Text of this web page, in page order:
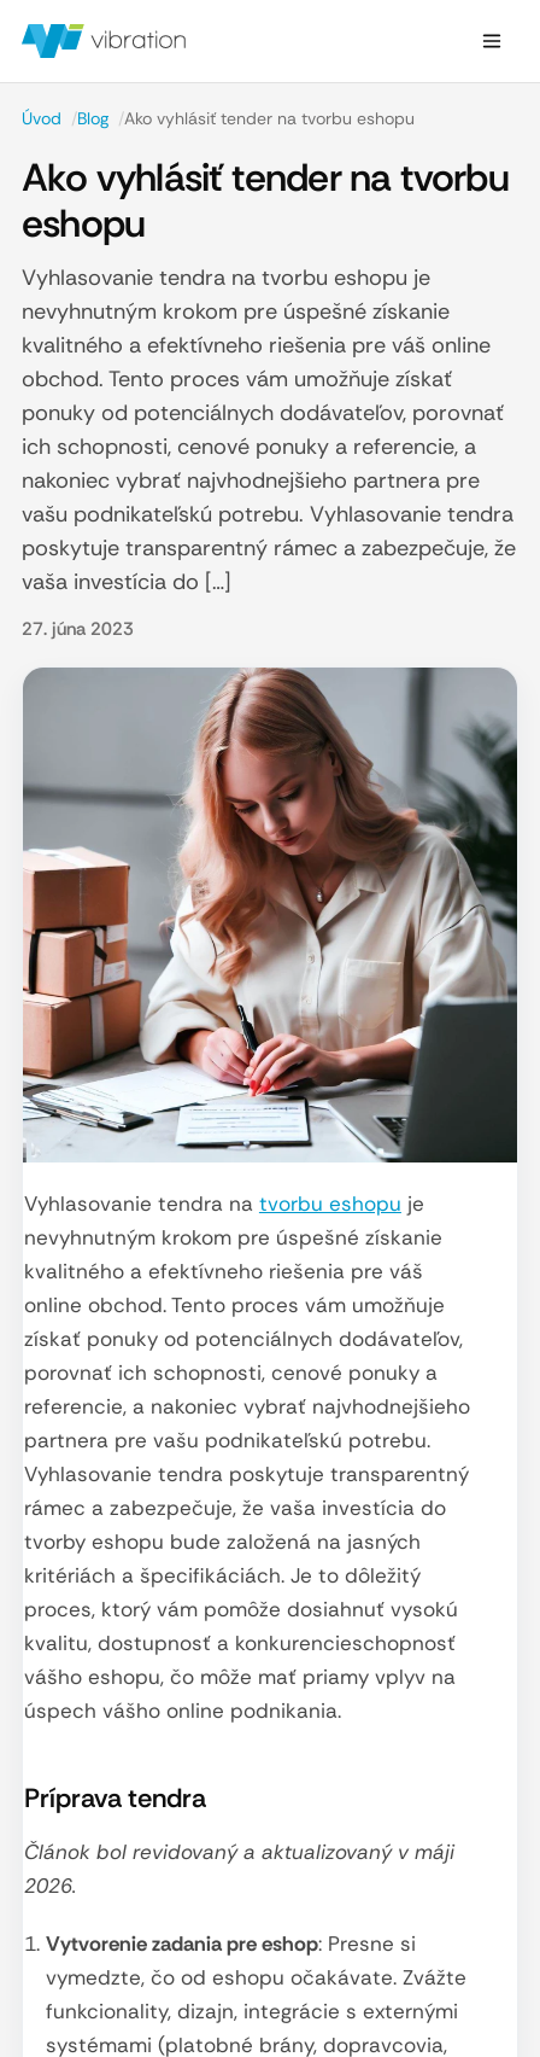
Úvod /Blog /Ako vyhlásiť tender na tvorbu eshopu
Ako vyhlásiť tender na tvorbu
eshopu
Vyhlasovanie tendra na tvorbu eshopu je
nevyhnutným krokom pre úspešné získanie
kvalitného a efektívneho riešenia pre váš online
obchod. Tento proces vám umožňuje získať
ponuky od potenciálnych dodávateľov, porovnať
ich schopnosti, cenové ponuky a referencie, a
nakoniec vybrať najvhodnejšieho partnera pre
vašu podnikateľskú potrebu. Vyhlasovanie tendra
poskytuje transparentný rámec a zabezpečuje, že
vaša investícia do […]
27. júna 2023
Vyhlasovanie tendra na tvorbu eshopu je
nevyhnutným krokom pre úspešné získanie
kvalitného a efektívneho riešenia pre váš
online obchod. Tento proces vám umožňuje
získať ponuky od potenciálnych dodávateľov,
porovnať ich schopnosti, cenové ponuky a
referencie, a nakoniec vybrať najvhodnejšieho
partnera pre vašu podnikateľskú potrebu.
Vyhlasovanie tendra poskytuje transparentný
rámec a zabezpečuje, že vaša investícia do
tvorby eshopu bude založená na jasných
kritériách a špecifikáciách. Je to dôležitý
proces, ktorý vám pomôže dosiahnuť vysokú
kvalitu, dostupnosť a konkurencieschopnosť
vášho eshopu, čo môže mať priamy vplyv na
úspech vášho online podnikania.
Príprava tendra
Článok bol revidovaný a aktualizovaný v máji
2026.
Vytvorenie zadania pre eshop: Presne si
vymedzte, čo od eshopu očakávate. Zvážte
funkcionality, dizajn, integrácie s externými
systémami (platobné brány, dopravcovia,